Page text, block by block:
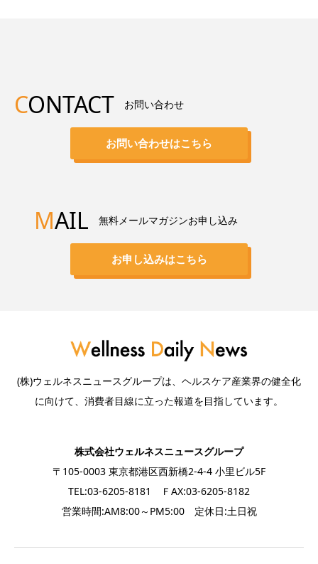
CONTACT お問い合わせ
お問い合わせはこちら
MAIL 無料メールマガジンお申し込み
お申し込みはこちら
(株)ウェルネスニュースグループは、ヘルスケア産業界の健全化
に向けて、消費者目線に立った報道を目指しています。
株式会社ウェルネスニュースグループ
〒105-0003 東京都港区西新橋2-4-4 小里ビル5F
TEL:03-6205-8181 ＦAX:03-6205-8182
営業時間:AM8:00～PM5:00 定休日:土日祝